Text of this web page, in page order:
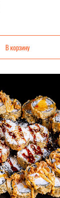
В корзину